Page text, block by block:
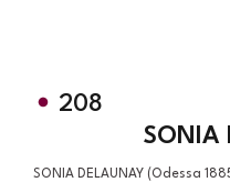
208
SONIA
SONIA DELAUNAY (Odessa 1885 - Parigi 1979) Hommage à